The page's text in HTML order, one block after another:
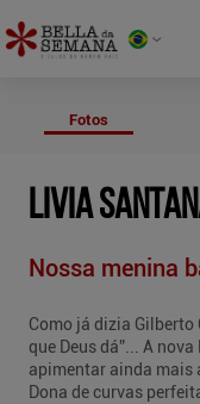
Fotos
LIVIA
Nossa menina
Como já dizia Gilberto
que Deus dá”... A
apimentar ainda mais
Dona de curvas